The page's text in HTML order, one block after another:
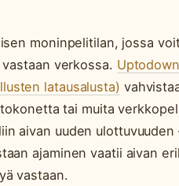
moninpelitilan, jossa
verkossa.
latausalusta)
tai muita
aivan uuden ulottuvuuden
ajaminen vaatii aivan
vastaan.